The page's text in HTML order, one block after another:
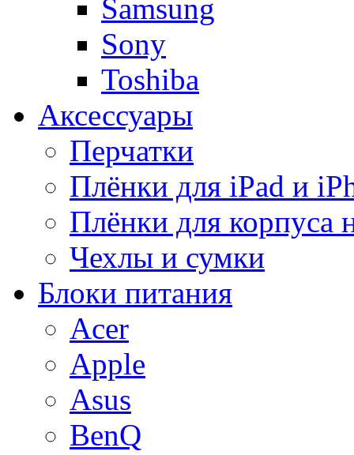
Samsung
Sony
Toshiba
Аксессуары
Перчатки
Плёнки для iPad и
Плёнки для корпуса
Чехлы и сумки
Блоки питания
Acer
Apple
Asus
BenQ